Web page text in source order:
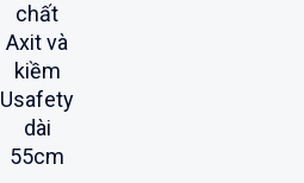
chất
Axit và
kiềm
Usafety
dài
55cm